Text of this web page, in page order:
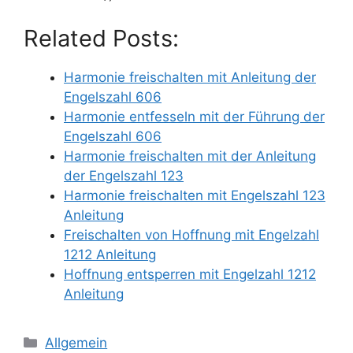
Related Posts:
Harmonie freischalten mit Anleitung der
Engelszahl 606
Harmonie entfesseln mit der Führung der
Engelszahl 606
Harmonie freischalten mit der Anleitung
der Engelszahl 123
Harmonie freischalten mit Engelszahl 123
Anleitung
Freischalten von Hoffnung mit Engelzahl
1212 Anleitung
Hoffnung entsperren mit Engelzahl 1212
Anleitung
Categories
Allgemein